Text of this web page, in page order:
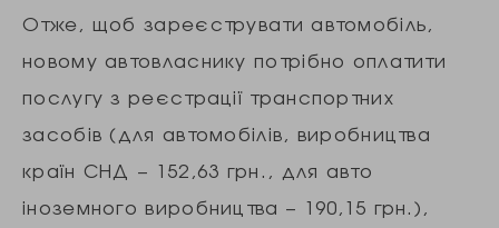
Отже, щоб зареєструвати автомобіль,
новому автовласнику потрібно оплатити
послугу з реєстрації транспортних
засобів (для автомобілів, виробництва
країн СНД – 152,63 грн., для авто
іноземного виробництва – 190,15 грн.),